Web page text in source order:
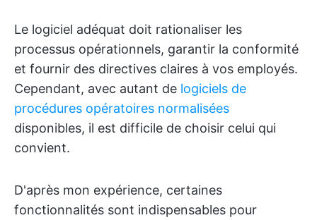
Le logiciel adéquat doit rationaliser les
processus opérationnels, garantir la conformité
et fournir des directives claires à vos employés.
Cependant, avec autant de logiciels de
procédures opératoires normalisées
disponibles, il est difficile de choisir celui qui
convient.
D'après mon expérience, certaines
fonctionnalités sont indispensables pour